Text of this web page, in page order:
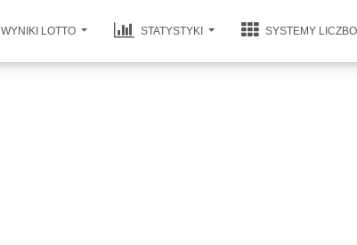
WYNIKI LOTTO STATYSTYKI SYSTEMY